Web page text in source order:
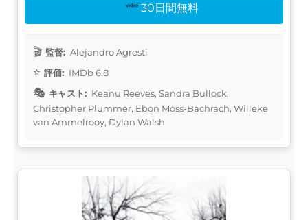
30日間無料
監督: Alejandro Agresti
評価: IMDb 6.8
キャスト: Keanu Reeves, Sandra Bullock,
Christopher Plummer, Ebon Moss-Bachrach, Willeke
van Ammelrooy, Dylan Walsh